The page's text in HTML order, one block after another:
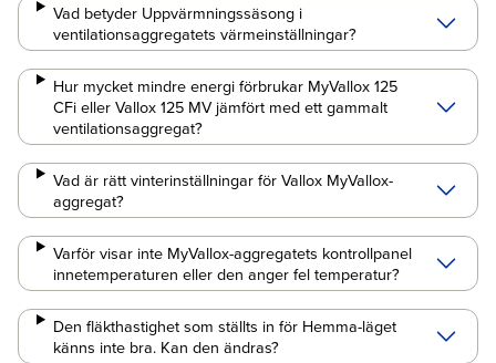
Vad betyder Uppvärmningssäsong i
ventilationsaggregatets värmeinställningar?
Hur mycket mindre energi förbrukar MyVallox 125
CFi eller Vallox 125 MV jämfört med ett gammalt
ventilationsaggregat?
Vad är rätt vinterinställningar för Vallox MyVallox-
aggregat?
Varför visar inte MyVallox-aggregatets kontrollpanel
innetemperaturen eller den anger fel temperatur?
Den fläkthastighet som ställts in för Hemma-läget
känns inte bra. Kan den ändras?